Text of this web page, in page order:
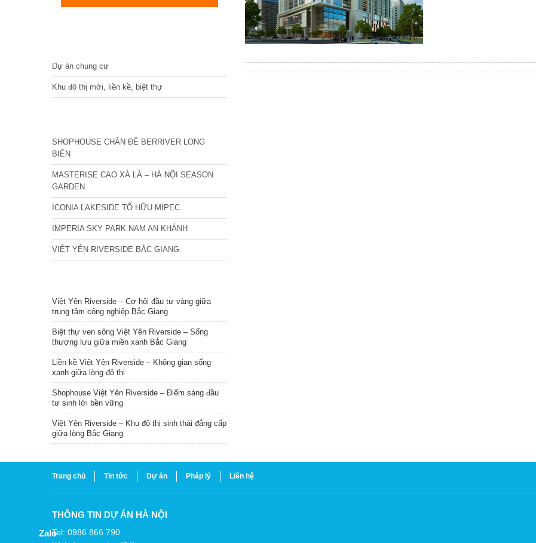
Dự án chung cư
Khu đô thị mới, liền kề, biệt thự
SHOPHOUSE CHÂN ĐẾ BERRIVER LONG
BIÊN
MASTERISE CAO XÀ LÁ – HÀ NỘI SEASON
GARDEN
ICONIA LAKESIDE TỐ HỮU MIPEC
IMPERIA SKY PARK NAM AN KHÁNH
VIỆT YÊN RIVERSIDE BẮC GIANG
Việt Yên Riverside – Cơ hội đầu tư vàng giữa
trung tâm công nghiệp Bắc Giang
Biệt thự ven sông Việt Yên Riverside – Sống
thượng lưu giữa miền xanh Bắc Giang
Liền kề Việt Yên Riverside – Không gian sống
xanh giữa lòng đô thị
Shophouse Việt Yên Riverside – Điểm sáng đầu
tư sinh lời bền vững
Việt Yên Riverside – Khu đô thị sinh thái đẳng cấp
giữa lòng Bắc Giang
Trang chủ Tin tức Dự án Pháp lý Liên hệ
THÔNG TIN DỰ ÁN HÀ NỘI
Tel: 0986 866 790
Zalo